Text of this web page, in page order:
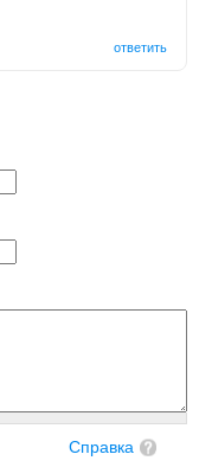
ответить
Справка